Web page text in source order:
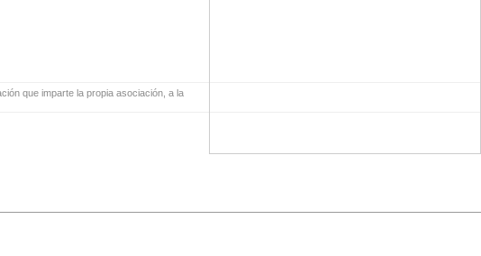
que imparte la propia asociación, a la